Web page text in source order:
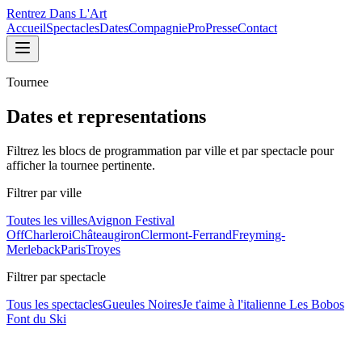
Rentrez Dans L'Art
AccueilSpectaclesDatesCompagnieProPresseContact
Tournee
Dates et representations
Filtrez les blocs de programmation par ville et par spectacle pour
afficher la tournee pertinente.
Filtrer par ville
Toutes les villesAvignon Festival
OffCharleroiChâteaugironClermont-FerrandFreyming-
MerlebackParisTroyes
Filtrer par spectacle
Tous les spectaclesGueules NoiresJe t'aime à l'italienne Les Bobos
Font du Ski